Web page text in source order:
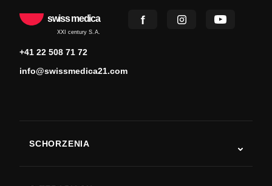
swiss medica
XXI century S.A.
+41 22 508 71 72
info@swissmedica21.com
SCHORZENIA